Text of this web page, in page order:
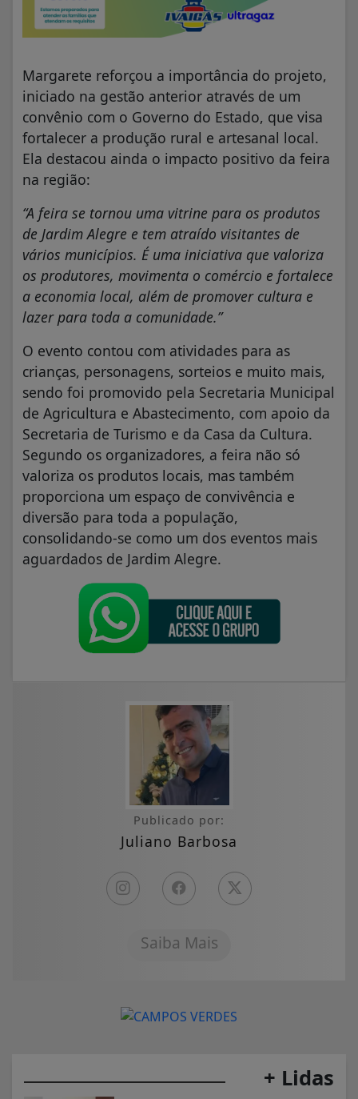
Margarete reforçou a importância do projeto,
iniciado na gestão anterior através de um
convênio com o Governo do Estado, que visa
fortalecer a produção rural e artesanal local.
Ela destacou ainda o impacto positivo da feira
na região:
“A feira se tornou uma vitrine para os produtos
de Jardim Alegre e tem atraído visitantes de
vários municípios. É uma iniciativa que valoriza
os produtores, movimenta o comércio e fortalece
a economia local, além de promover cultura e
lazer para toda a comunidade.”
O evento contou com atividades para as
crianças, personagens, sorteios e muito mais,
sendo foi promovido pela Secretaria Municipal
de Agricultura e Abastecimento, com apoio da
Secretaria de Turismo e da Casa da Cultura.
Segundo os organizadores, a feira não só
valoriza os produtos locais, mas também
proporciona um espaço de convivência e
diversão para toda a população,
consolidando-se como um dos eventos mais
aguardados de Jardim Alegre.
Publicado por:
Juliano Barbosa
Saiba Mais
+ Lidas